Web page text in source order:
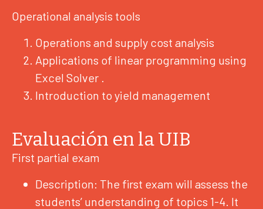
Operational analysis tools
Operations and supply cost analysis
Applications of linear programming using
Excel Solver .
Introduction to yield management
Evaluación en la UIB
First partial exam
Description: The first exam will assess the
students’ understanding of topics 1-4. It